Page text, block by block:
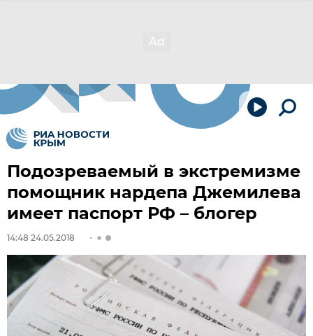
Подозреваемый в экстремизме
помощник нардепа Джемилева
имеет паспорт РФ – блогер
14:48 24.05.2018